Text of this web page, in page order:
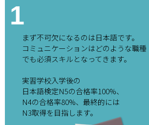
1
まず不可欠になるのは日本語です。
コミュニケーションはどのような職種
でも必須スキルとなってきます。
実習学校入学後の
日本語検定N5の合格率100%、
N4の合格率80%、最終的には
N3取得を目指します。